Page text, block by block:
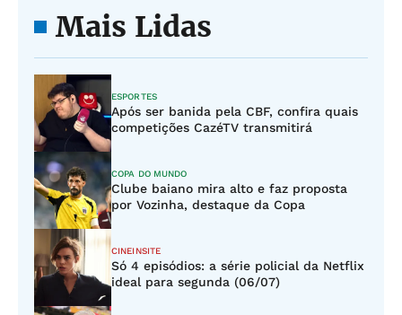
Mais Lidas
ESPORTES
Após ser banida pela CBF, confira quais
competições CazéTV transmitirá
COPA DO MUNDO
Clube baiano mira alto e faz proposta
por Vozinha, destaque da Copa
CINEINSITE
Só 4 episódios: a série policial da Netflix
ideal para segunda (06/07)